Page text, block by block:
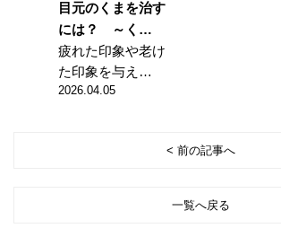
目元のくまを治す
には？ ～く…
疲れた印象や老け
た印象を与え…
2026.04.05
< 前の記事へ
一覧へ戻る